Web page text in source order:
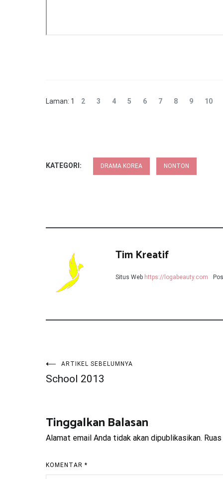
Laman: 1 2 3 4 5 6 7 8 9 10
KATEGORI: DRAMA KOREA NONTON
Tim Kreatif
Situs Web https://logabeauty.com
Navigasi
ARTIKEL SEBELUMNYA
School 2013
Tinggalkan Balasan
Alamat email Anda tidak akan dipublikasikan.
KOMENTAR *